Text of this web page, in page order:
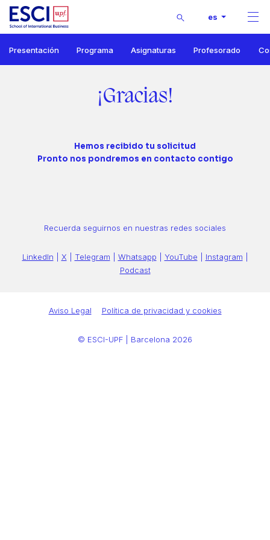
Buscar es
Máster en International Management
Thank You
Presentación Programa Asignaturas Profesorado
¡Gracias!
Hemos recibido tu solicitud
Pronto nos pondremos en contacto contigo
Recuerda seguirnos en nuestras redes sociales
LinkedIn X Telegram Whatsapp YouTube Instagram
Podcast
Aviso Legal Política de privacidad y cookies
© ESCI-UPF | Barcelona 2026